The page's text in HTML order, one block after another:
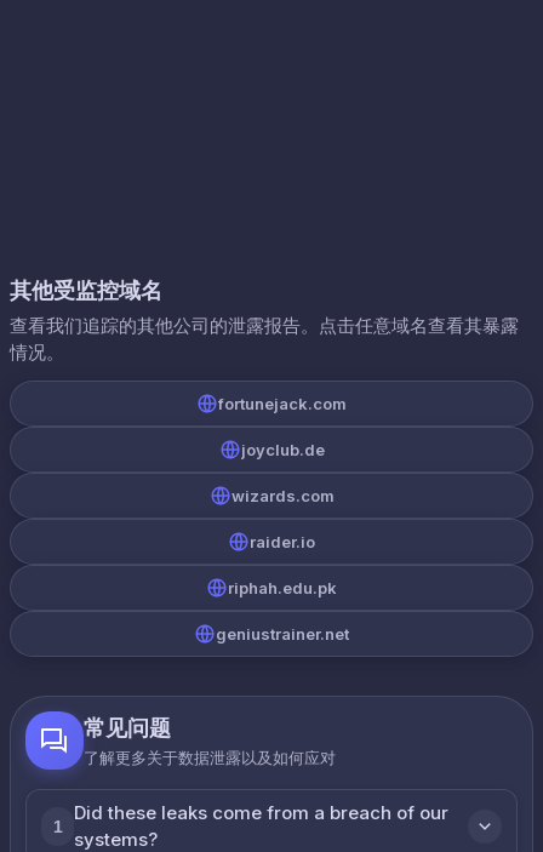
其他受监控域名
查看我们追踪的其他公司的泄露报告。点击任意域名查看其暴露
情况。
fortunejack.com
joyclub.de
wizards.com
raider.io
riphah.edu.pk
geniustrainer.net
常见问题
了解更多关于数据泄露以及如何应对
1
Did these leaks come from a breach of our
systems?